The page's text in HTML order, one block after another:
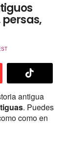
antigua
. Puedes
como en